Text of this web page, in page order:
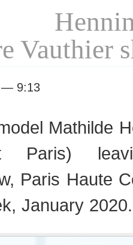
2020
Haute
Couture
Vauthier
— 9:13
Mathilde
Paris)
Paris Haute
January 2020.